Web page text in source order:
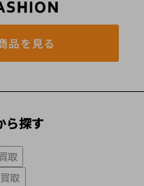
品を見る
ら探す
取
取